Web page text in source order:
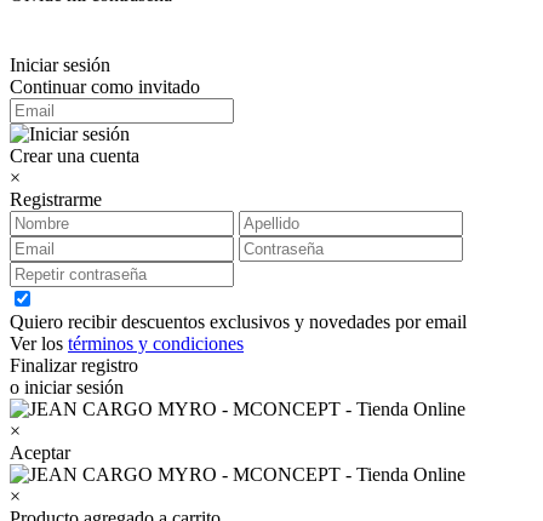
Iniciar sesión
Continuar como invitado
Crear una cuenta
×
Registrarme
Quiero recibir descuentos exclusivos y novedades por email
Ver los términos y condiciones
Finalizar registro
o iniciar sesión
×
Aceptar
×